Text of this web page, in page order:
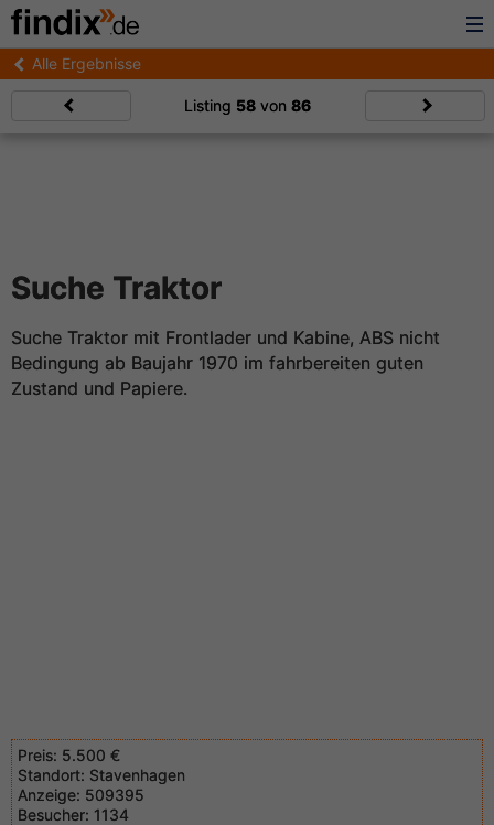
Alle Ergebnisse
Listing 58von 86
Suche Traktor
Suche Traktor mit Frontlader und Kabine, ABS nicht
Bedingung ab Baujahr 1970 im fahrbereiten guten
Zustand und Papiere.
Preis: 5.500 €
Standort: Stavenhagen
Anzeige: 509395
Besucher: 1134